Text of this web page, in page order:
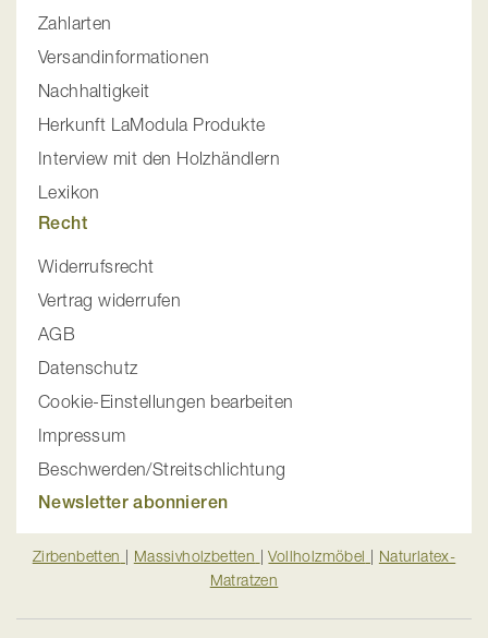
Zahlarten
Versandinformationen
Nachhaltigkeit
Herkunft LaModula Produkte
Interview mit den Holzhändlern
Lexikon
Recht
Widerrufsrecht
Vertrag widerrufen
AGB
Datenschutz
Cookie-Einstellungen bearbeiten
Impressum
Beschwerden/Streitschlichtung
Newsletter abonnieren
Zirbenbetten | Massivholzbetten |Vollholzmöbel | Naturlatex-
Matratzen